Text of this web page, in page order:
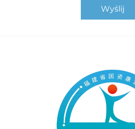
Wyślij